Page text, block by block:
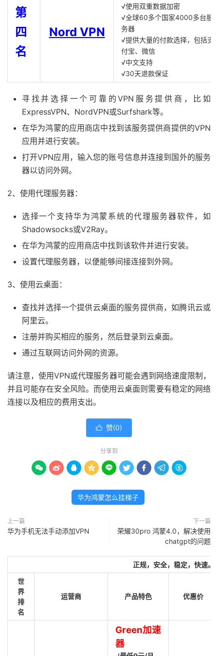
第
四
名
Nord VPN
√使用双重数据加密
√全球60多个国家4000多台服
务器
√提供大量的付款选择，包括支
付宝、微信
√中文支持
√30天退款保证
寻找并选择一个可靠的VPN服务提供商，比如
ExpressVPN、NordVPN或Surfshark等。
在华为鸿蒙的应用商店中找到该服务提供商提供的VPN
应用并进行安装。
打开VPN应用，输入您的账号信息并连接到国外的服务
器以访问外网。
2、使用代理服务器：
选择一个支持华为鸿蒙系统的代理服务器软件，如
Shadowsocks或V2Ray。
在华为鸿蒙的应用商店中找到该软件并进行安装。
设置代理服务器，以便能够间接连接到外网。
3、使用云桌面：
查找并选择一个提供云桌面的服务提供商，如腾讯云或
阿里云。
注册并购买相应的服务，然后登录到云桌面。
通过互联网访问外网的资源。
请注意，使用VPN或代理服务器可能会遇到网络速度限制，
并且可能存在安全风险。而使用云桌面则需要有稳定的网络
连接以及相应的费用支出。
 赞(0)
分享到
        
华为鸿蒙怎么挂梯子
上一篇
华为手机无法手动添加VPN
下一篇
荣耀30pro 鸿蒙4.0，解决使用
chatgpt的问题
正规，安全，稳定，快速。
世
界
排
名
运营商 产品特色 优惠价
Green加速
器